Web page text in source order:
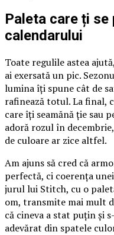
Paleta care ți
calendarului
Toate regulile astea
ai exersată un pic.
lumina îți spune cât de
rafinează totul. La final,
care îți seamănă ție sau
adoră rozul în
de culoare ar zice altfel.
Am ajuns să cred că
perfectă, ci coerența
jurul lui Stitch, cu o
om, transmite mai mult
că cineva a stat puțin și
adevărat din spatele